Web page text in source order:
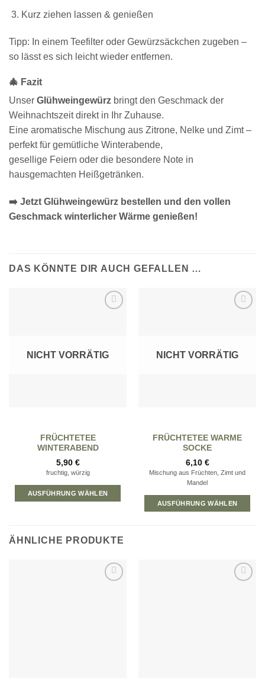
Kurz ziehen lassen & genießen
Tipp: In einem Teefilter oder Gewürzsäckchen zugeben –
so lässt es sich leicht wieder entfernen.
🎄 Fazit
Unser Glühweingewürz bringt den Geschmack der
Weihnachtszeit direkt in Ihr Zuhause.
Eine aromatische Mischung aus Zitrone, Nelke und Zimt –
perfekt für gemütliche Winterabende,
gesellige Feiern oder die besondere Note in
hausgemachten Heißgetränken.
➡️ Jetzt Glühweingewürz bestellen und den vollen
Geschmack winterlicher Wärme genießen!
DAS KÖNNTE DIR AUCH GEFALLEN …
NICHT VORRÄTIG
FRÜCHTETEE
WINTERABEND
5,90 €
fruchtig, würzig
AUSFÜHRUNG WÄHLEN
NICHT VORRÄTIG
FRÜCHTETEE WARME
SOCKE
6,10 €
Mischung aus Früchten, Zimt und
Mandel
AUSFÜHRUNG WÄHLEN
ÄHNLICHE PRODUKTE